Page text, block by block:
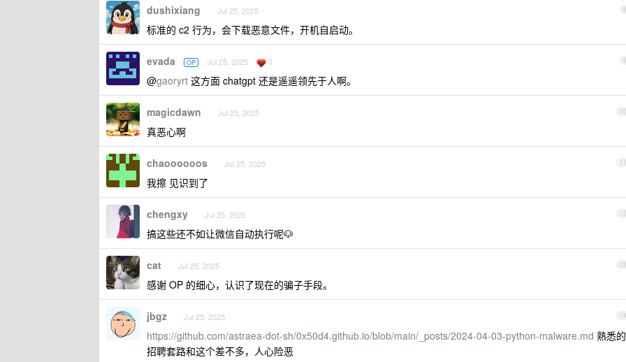
8
dushixiang Jul 25, 2025
标准的 c2 行为，会下载恶意文件，开机自启动。
9
evada OP Jul 25, 2025 1
@gaoryrt 这方面 chatgpt 还是遥遥领先于人啊。
10
magicdawn Jul 25, 2025
真恶心啊
11
chaoooooos Jul 25, 2025
我擦 见识到了
12
chengxy Jul 25, 2025
搞这些还不如让微信自动执行呢🐶
13
cat Jul 25, 2025
感谢 OP 的细心，认识了现在的骗子手段。
14
jbgz Jul 25, 2025
https://github.com/astraea-dot-sh/0x50d4.github.io/blob/main/_posts/2024-04-03-python-malware.md 熟悉的
招聘套路和这个差不多，人心险恶